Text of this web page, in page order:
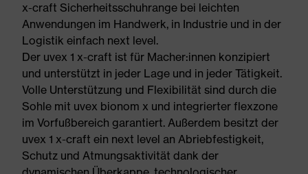
x-craft Sicherheitsschuhrange bei leichten
Anwendungen im Handwerk, in Industrie und in der
Logistik einfach next level.
Der uvex 1 x-craft ist für Macher:innen konzipiert
und unterstützt in jeder Lage und in jeder Tätigkeit.
Volle Unterstützung und Flexibilität sind durch die
Sohle mit uvex bionom x und integrierter flexzone
im Vorfußbereich garantiert. Außerdem besitzt der
uvex 1 x-craft ein next level an Abriebfestigkeit,
Schutz und Atmungsaktivität dank der